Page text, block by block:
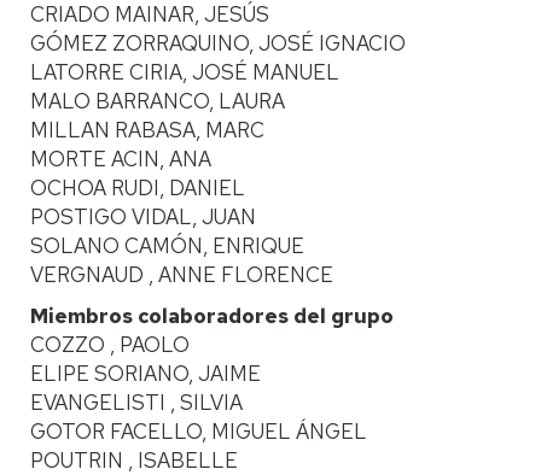
CRIADO MAINAR, JESÚS
GÓMEZ ZORRAQUINO, JOSÉ IGNACIO
LATORRE CIRIA, JOSÉ MANUEL
MALO BARRANCO, LAURA
MILLAN RABASA, MARC
MORTE ACIN, ANA
OCHOA RUDI, DANIEL
POSTIGO VIDAL, JUAN
SOLANO CAMÓN, ENRIQUE
VERGNAUD , ANNE FLORENCE
Miembros colaboradores del grupo
COZZO , PAOLO
ELIPE SORIANO, JAIME
EVANGELISTI , SILVIA
GOTOR FACELLO, MIGUEL ÁNGEL
POUTRIN , ISABELLE